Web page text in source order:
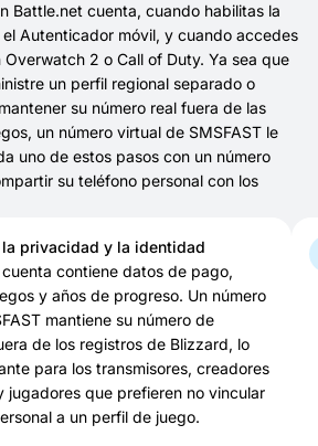
Battle.net cuenta, cuando habilitas la
Autenticador móvil, y cuando accedes
2 o Call of Duty. Ya sea que
un perfil regional separado o
su número real fuera de las
un número virtual de SMSFAST le
uno de estos pasos con un número
su teléfono personal con los
privacidad y la identidad
contiene datos de pago,
y años de progreso. Un número
mantiene su número de
de los registros de Blizzard, lo
para los transmisores, creadores
jugadores que prefieren no vincular
a un perfil de juego.